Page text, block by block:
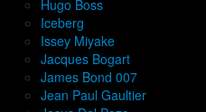
Hugo Boss
Iceberg
Issey Miyake
Jacques Bogart
James Bond 007
Jean Paul Gaultier